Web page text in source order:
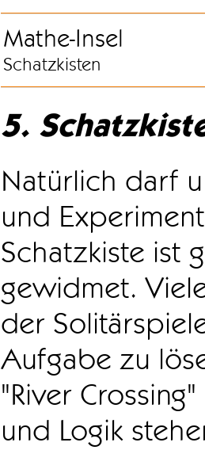
Mathe-Insel
Schatzkisten
5.
Natürlich darf
und
Schatzkiste ist
gewidmet.
der
Aufgabe zu
"River
und Logik